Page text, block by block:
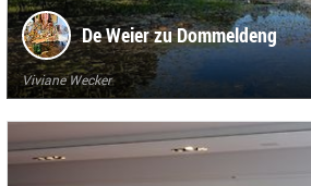
De Weier zu Dommeldeng
Viviane Wecker